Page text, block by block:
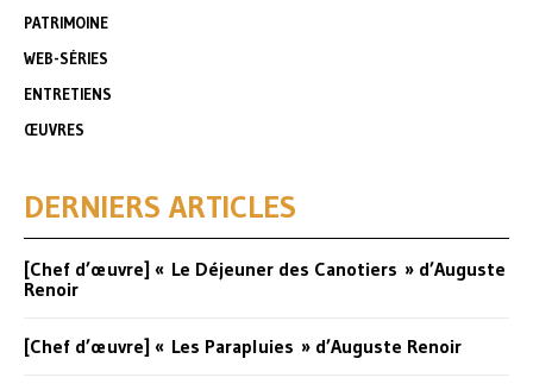
PATRIMOINE
WEB-SÉRIES
ENTRETIENS
ŒUVRES
DERNIERS ARTICLES
[Chef d’œuvre] « Le Déjeuner des Canotiers » d’Auguste
Renoir
[Chef d’œuvre] « Les Parapluies » d’Auguste Renoir